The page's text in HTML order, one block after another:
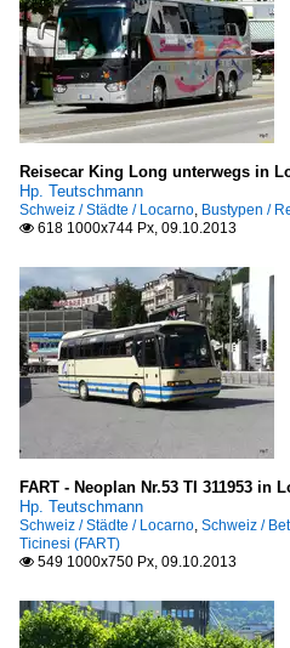
Reisecar King Long unterwegs in
Hp. Teutschmann
Schweiz / Städte / Locarno, Bustypen /
 618 1000x744 Px, 09.10.2013
FART - Neoplan Nr.53 TI 311953 in
Hp. Teutschmann
Schweiz / Städte / Locarno, Schweiz /
Ticinesi (FART)
 549 1000x750 Px, 09.10.2013